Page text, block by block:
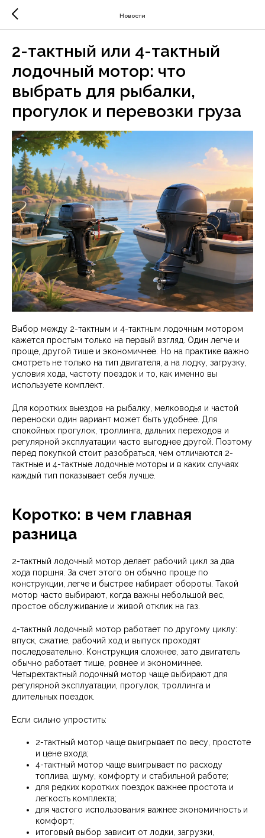
Новости
2-тактный или 4-тактный
лодочный мотор: что
выбрать для рыбалки,
прогулок и перевозки груза
Выбор между 2-тактным и 4-тактным лодочным мотором
кажется простым только на первый взгляд. Один легче и
проще, другой тише и экономичнее. Но на практике важно
смотреть не только на тип двигателя, а на лодку, загрузку,
условия хода, частоту поездок и то, как именно вы
используете комплект.
Для коротких выездов на рыбалку, мелководья и частой
переноски один вариант может быть удобнее. Для
спокойных прогулок, троллинга, дальних переходов и
регулярной эксплуатации часто выгоднее другой. Поэтому
перед покупкой стоит разобраться, чем отличаются 2-
тактные и 4-тактные лодочные моторы и в каких случаях
каждый тип показывает себя лучше.
Коротко: в чем главная
разница
2-тактный лодочный мотор делает рабочий цикл за два
хода поршня. За счет этого он обычно проще по
конструкции, легче и быстрее набирает обороты. Такой
мотор часто выбирают, когда важны небольшой вес,
простое обслуживание и живой отклик на газ.
4-тактный лодочный мотор работает по другому циклу:
впуск, сжатие, рабочий ход и выпуск проходят
последовательно. Конструкция сложнее, зато двигатель
обычно работает тише, ровнее и экономичнее.
Четырехтактный лодочный мотор чаще выбирают для
регулярной эксплуатации, прогулок, троллинга и
длительных поездок.
Если сильно упростить:
2-тактный мотор чаще выигрывает по весу, простоте
и цене входа;
4-тактный мотор чаще выигрывает по расходу
топлива, шуму, комфорту и стабильной работе;
для редких коротких поездок важнее простота и
легкость комплекта;
для частого использования важнее экономичность и
комфорт;
итоговый выбор зависит от лодки, загрузки,